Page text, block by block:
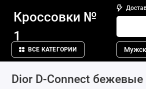
Кроссовки №
1
ВСЕ КАТЕГОРИИ
Dior D-Connect бежевые